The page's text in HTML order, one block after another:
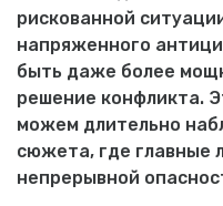
рискованной
напряженного
быть даже более
решение конфликта.
можем длительно
сюжета, где главные
непрерывной